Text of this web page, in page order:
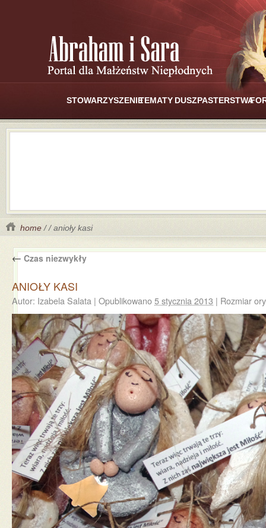
STOWARZYSZENIETEMATY DUSZPASTERSTWA
home / / anioły kasi
← Czas niezwykły
ANIOŁY KASI
Autor: Izabela Salata | Opublikowano5 stycznia 2013 | Rozmiar